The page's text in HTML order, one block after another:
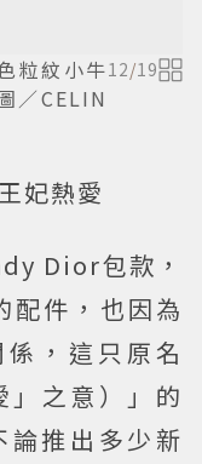
粒紋小牛
／CELIN
12/19
妃熱愛
Dior包款，
配件，也因為
，這只原名
」之意）」的
推出多少新